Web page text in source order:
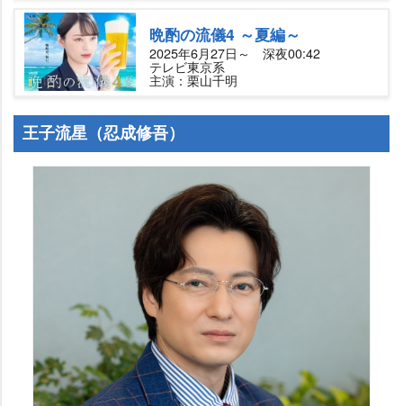
晩酌の流儀4 ～夏編～
2025年6月27日～ 深夜00:42
テレビ東京系
主演：栗山千明
王子流星（忍成修吾）